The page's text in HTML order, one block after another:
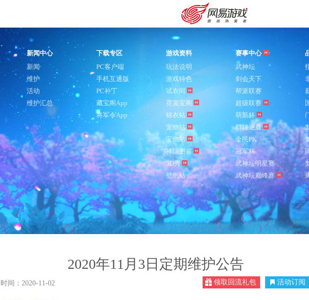
购卡充值 客服中心
新闻中心 下载专区 游戏资料 赛事中心
新闻
维护
活动
维护汇总
PC客户端
手机互通版
PC补丁
藏宝阁App
将军令App
玩法说明
游戏特色
试衣间
霓裳宝阁
锦衣站
宠物站
宝物站
祥瑞图鉴
3D秀
壁纸站
武神坛
剑会天下
帮派联赛
超级联赛
萌新杯
群雄逐鹿
全民PK
冠军杯
武神坛明星赛
武神坛巅峰赛
2020年11月3日定期维护公告
领取回流礼包 活动订阅
时间：2020-11-02